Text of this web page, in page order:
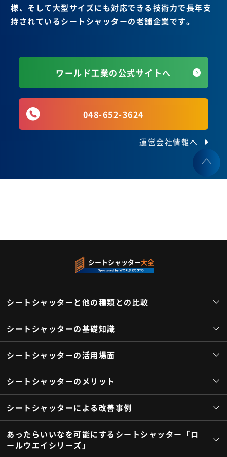
様、そして大型サイズにも対応できる技術力で長年支
持されているシートシャッターの老舗企業です。
ワールド工業の公式サイトへ
048-652-3624
運営会社情報へ
シートシャッター大全
シートシャッターと他の種類との比較
シートシャッターの基礎知識
シートシャッターの活用場面
シートシャッターのメリット
シートシャッターによる改善事例
あったらいいなを可能にするシートシャッター「ロ
ールウエイシリーズ」